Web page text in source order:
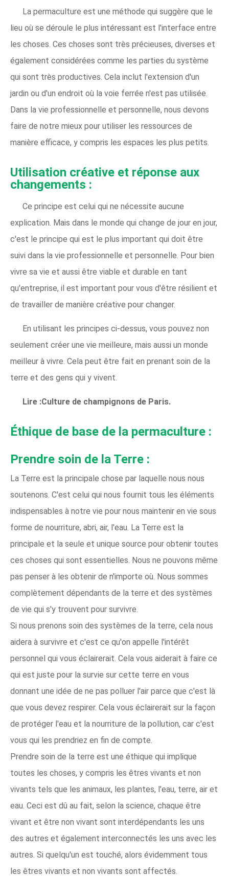
La permaculture est une méthode qui suggère que le
lieu où se déroule le plus intéressant est l'interface entre
les choses. Ces choses sont très précieuses, diverses et
également considérées comme les parties du système
qui sont très productives. Cela inclut l'extension d'un
jardin ou d'un endroit où la voie ferrée n'est pas utilisée.
Dans la vie professionnelle et personnelle, nous devons
faire de notre mieux pour utiliser les ressources de
manière efficace, y compris les espaces les plus petits.
Utilisation créative et réponse aux
changements :
Ce principe est celui qui ne nécessite aucune
explication. Mais dans le monde qui change de jour en jour,
c'est le principe qui est le plus important qui doit être
suivi dans la vie professionnelle et personnelle. Pour bien
vivre sa vie et aussi être viable et durable en tant
qu'entreprise, il est important pour vous d'être résilient et
de travailler de manière créative pour changer.
En utilisant les principes ci-dessus, vous pouvez non
seulement créer une vie meilleure, mais aussi un monde
meilleur à vivre. Cela peut être fait en prenant soin de la
terre et des gens qui y vivent.
Lire :Culture de champignons de Paris.
Éthique de base de la permaculture :
Prendre soin de la Terre :
La Terre est la principale chose par laquelle nous nous
soutenons. C'est celui qui nous fournit tous les éléments
indispensables à notre vie pour nous maintenir en vie sous
forme de nourriture, abri, air, l'eau. La Terre est la
principale et la seule et unique source pour obtenir toutes
ces choses qui sont essentielles. Nous ne pouvons même
pas penser à les obtenir de n'importe où. Nous sommes
complètement dépendants de la terre et des systèmes
de vie qui s'y trouvent pour survivre.
Si nous prenons soin des systèmes de la terre, cela nous
aidera à survivre et c'est ce qu'on appelle l'intérêt
personnel qui vous éclairerait. Cela vous aiderait à faire ce
qui est juste pour la survie sur cette terre en vous
donnant une idée de ne pas polluer l'air parce que c'est là
que vous devez respirer. Cela vous éclairerait sur la façon
de protéger l'eau et la nourriture de la pollution, car c'est
vous qui les prendriez en fin de compte.
Prendre soin de la terre est une éthique qui implique
toutes les choses, y compris les êtres vivants et non
vivants tels que les animaux, les plantes, l'eau, terre, air et
eau. Ceci est dû au fait, selon la science, chaque être
vivant et être non vivant sont interdépendants les uns
des autres et également interconnectés les uns avec les
autres. Si quelqu'un est touché, alors évidemment tous
les êtres vivants et non vivants sont affectés.